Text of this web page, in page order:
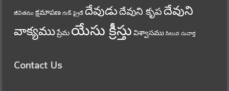
జీవితము క్షమాపణ గుడ్ ఫ్రైడే దేవుడుదేవుని కృపదేవుని
వాక్యముప్రేమ యేసు క్రీస్తు విశ్వాసము సిలువ సువార్త
Contact Us